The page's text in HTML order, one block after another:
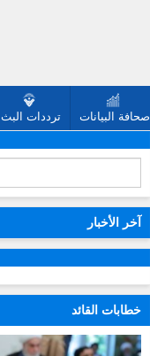
صحافة البيانات ترددات البث
آخر الأخبار
خطابات القائد